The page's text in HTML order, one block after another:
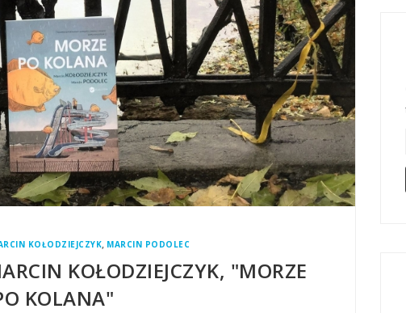
KOŁODZIEJCZYK, MARCIN PODOLEC
KOŁODZIEJCZYK, "MORZE
KOLANA"